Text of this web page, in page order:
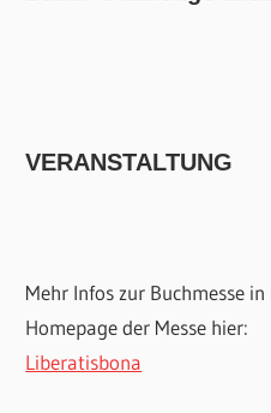
VERANSTALTUNG
Mehr Infos zur Buchmesse
Homepage der Messe hier:
Liberatisbona